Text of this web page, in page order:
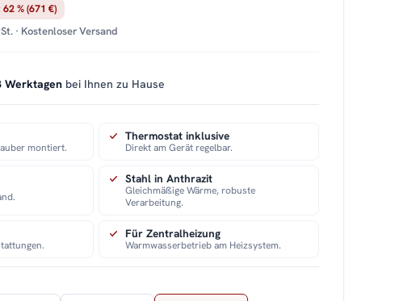
% (671 €)
· Kostenloser Versand
Werktagen bei Ihnen zu Hause
montiert.
Thermostat inklusive
Direkt am Gerät regelbar.
Stahl in Anthrazit
Gleichmäßige Wärme, robuste
Verarbeitung.
Für Zentralheizung
Warmwasserbetrieb am Heizsystem.